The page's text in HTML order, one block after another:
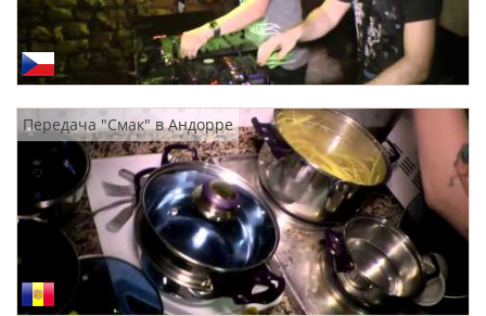
Передача "Смак" в Андорре